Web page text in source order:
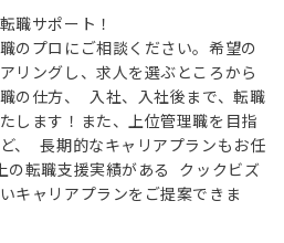
職サポート！
のプロにご相談ください。希望の
リングし、求人を選ぶところから
の仕方、 入社、入社後まで、転職
します！また、上位管理職を目指
、 長期的なキャリアプランもお任
の転職支援実績がある クックビズ
キャリアプランをご提案できま